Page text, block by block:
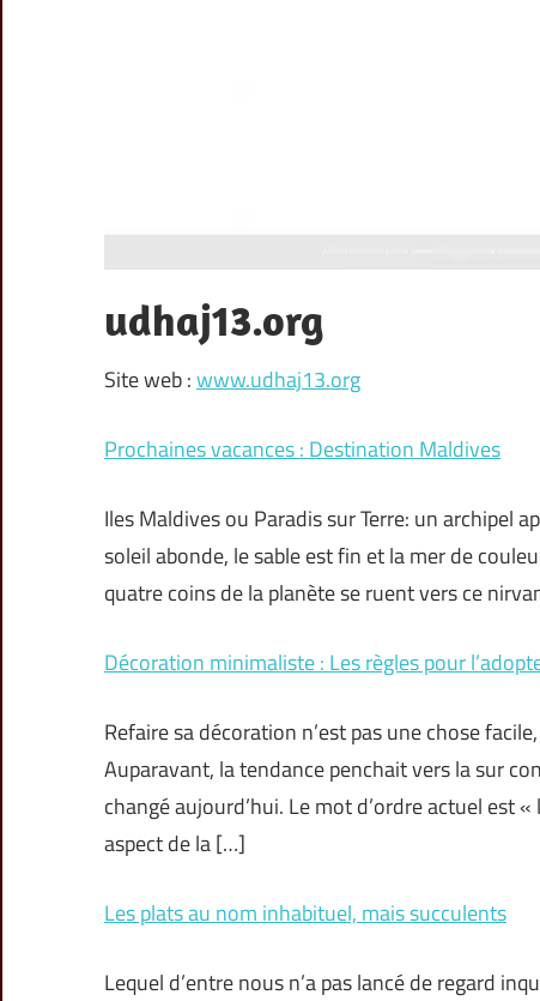
udhaj13.org
Site web :www.udhaj13.org
Prochaines vacances : Destination Maldives
Iles Maldives ou Paradis sur Terre: un archipel
soleil abonde, le sable est fin et la mer de
quatre coins de la planète se ruent vers ce
Décoration minimaliste : Les règles pour
Refaire sa décoration n’est pas une chose
Auparavant, la tendance penchait vers la sur
changé aujourd’hui. Le mot d’ordre actuel est
aspect de la […]
Les plats au nom inhabituel, mais succulents
Lequel d’entre nous n’a pas lancé de regard